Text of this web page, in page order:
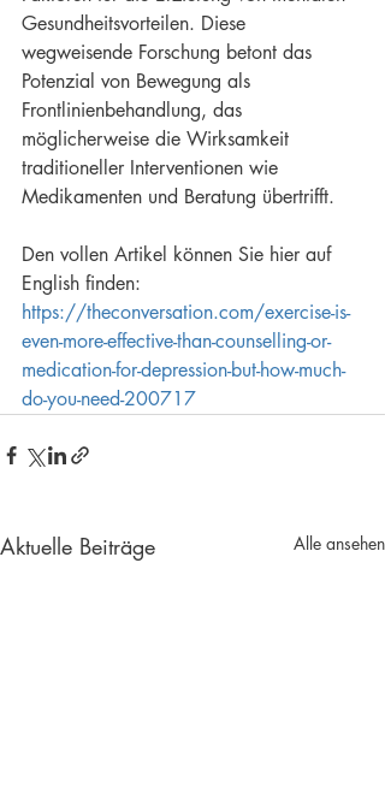
Gesundheitsvorteilen. Diese
wegweisende Forschung betont das
Potenzial von Bewegung als
Frontlinienbehandlung, das
möglicherweise die Wirksamkeit
traditioneller Interventionen wie
Medikamenten und Beratung übertrifft.
Den vollen Artikel können Sie hier auf
English finden:
https://theconversation.com/exercise-is-
even-more-effective-than-counselling-or-
medication-for-depression-but-how-much-
do-you-need-200717
Aktuelle Beiträge Alle ansehen